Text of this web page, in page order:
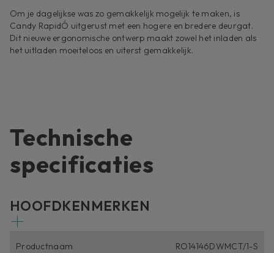
Om je dagelijkse was zo gemakkelijk mogelijk te maken, is
Candy RapidÓ uitgerust met een hogere en bredere deurgat.
Dit nieuwe ergonomische ontwerp maakt zowel het inladen als
het uitladen moeiteloos en uiterst gemakkelijk.
Technische
specificaties
HOOFDKENMERKEN
Productnaam RO14146DWMCT/1-S